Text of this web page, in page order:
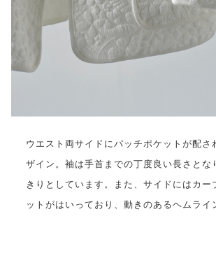
ウエスト両サイドにパッチポケットが配さ
ザイン。袖は手首までの丁度良い長さとな
きりとしています。また、サイドにはカー
ットがはいっており、動きのあるヘムライ